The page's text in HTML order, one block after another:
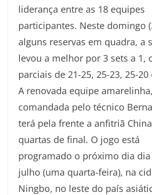
liderança entre as 18 equipes
participantes. Neste domingo
alguns reservas em quadra, a
levou a melhor por 3 sets a 1,
parciais de 21-25, 25-23, 25-20
A renovada equipe amarelinha,
comandada pelo técnico
terá pela frente a anfitriã
quartas de final. O jogo está
programado o próximo dia dia
julho (uma quarta-feira), na
Ningbo, no leste do país